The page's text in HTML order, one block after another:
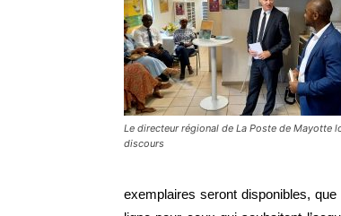
Le directeur régional de La Poste de Mayotte
discours
exemplaires seront disponibles,